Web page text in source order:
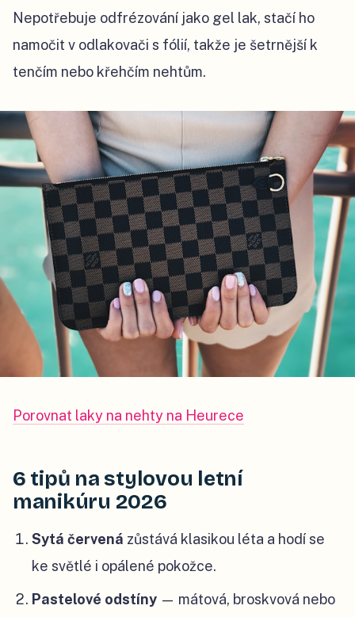
Nepotřebuje odfrézování jako gel lak, stačí ho
namočit v odlakovači s fólií, takže je šetrnější k
tenčím nebo křehčím nehtům.
Porovnat laky na nehty na Heurece
6 tipů na stylovou letní
manikúru 2026
Sytá červená zůstává klasikou léta a hodí se
ke světlé i opálené pokožce.
Pastelové odstíny — mátová, broskvová nebo